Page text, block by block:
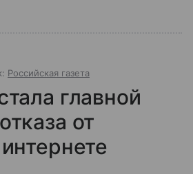
Российская газета
главной
от